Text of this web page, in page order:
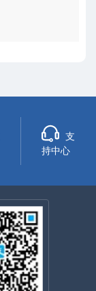
支
持中心